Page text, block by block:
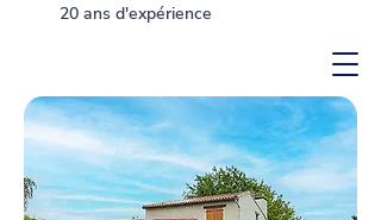
20 ans d'expérience